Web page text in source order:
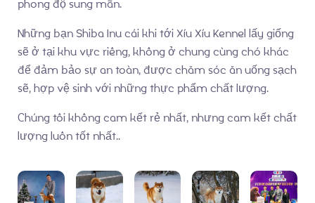
phong độ sung mãn.
Những bạn Shiba Inu cái khi tới Xíu Xíu Kennel lấy giống
sẽ ở tại khu vực riêng, không ở chung cùng chó khác
để đảm bảo sự an toàn, được chăm sóc ăn uống sạch
sẽ, hợp vệ sinh với những thực phẩm chất lượng.
Chúng tôi không cam kết rẻ nhất, nhưng cam kết chất
lượng luôn tốt nhất..